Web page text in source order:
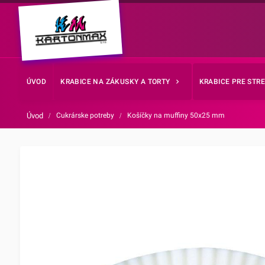
ÚVOD KRABICE NA ZÁKUSKY A TORTY KRABICE PRE
Úvod / Cukrárske potreby / Košíčky na muffiny 50x25 mm